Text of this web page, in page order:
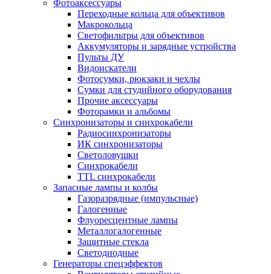
Фотоаксессуары
Переходные кольца для объективов
Макрокольца
Светофильтры для объективов
Аккумуляторы и зарядные устройства
Пульты ДУ
Видоискатели
Фотосумки, рюкзаки и чехлы
Сумки для студийного оборудования
Прочие аксессуары
Фоторамки и альбомы
Синхронизаторы и синхрокабели
Радиосинхронизаторы
ИК синхронизаторы
Светоловушки
Синхрокабели
TTL синхрокабели
Запасные лампы и колбы
Газоразрядные (импульсные)
Галогенные
Флуоресцентные лампы
Металлогалогенные
Защитные стекла
Светодиодные
Генераторы спецэффектов